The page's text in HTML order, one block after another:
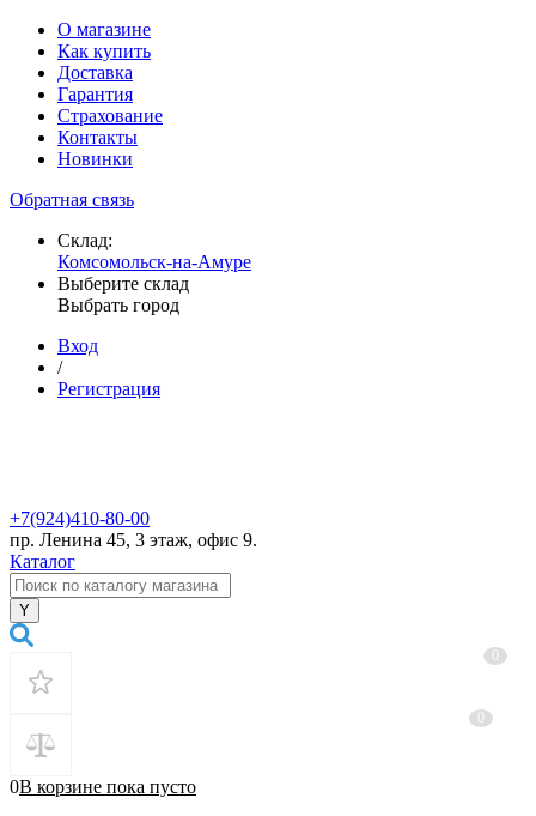
О магазине
Как купить
Доставка
Гарантия
Страхование
Контакты
Новинки
Обратная связь
Склад:
Комсомольск-на-Амуре
Выберите склад
Выбрать город
Вход
/
Регистрация
+7(924)410-80-00
пр. Ленина 45, 3 этаж, офис 9.
Каталог
0В корзине пока пусто